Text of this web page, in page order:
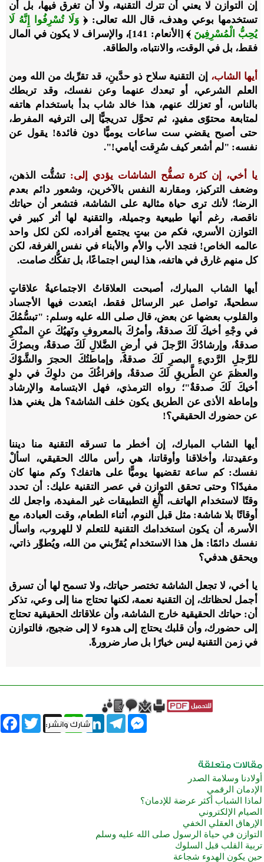
إن التوازن لا يعني أن تترك التقنية، ولا أن تغرق فيها، بل أن
تستخدمها بوعي وهدف، قال الله تعالى: ﴿ وَلَا تُسْرِفُوا إِنَّهُ لَا
يُحِبُّ الْمُسْرِفِينَ
﴾ [الأنعام: 141]، والإسراف لا يكون في المال
فقط، بل في الوقت، والانتباه، والطاقة.
أيها الشاب، إن التقنية سلاح ذو حدَّينِ، قد تقرِّبك من الله ومن
العلم الشرعي، أو تبعدك عنهما وعن نفسك، وقد تربطك
بالناس، أو تعزلك عنهم، هذا خالد شاب بدأ باستخدام هاتفه
لمتابعة محتوًى مفيدٍ، ثم تحوَّل تدريجيًّا إلى الترفيه المفرط،
حتى أصبح يقضي ست ساعات يوميًّا دون فائدة! يقول عن
نفسه: "لم أشعر كيف سُرِقت أيامي!".
يا أخي، إن كثرة تصفُّح الشاشات يؤدي إلى: تشتُّت الذهن،
وضعف التركيز، ومقارنة النفس بالآخرين، وشعور دائم بعدم
الرضا؛ لأنك ترى حياة مثالية على الشاشة، فتشعر أن حياتك
ناقصة، رغم أنها طبيعية وجميلة، والتقنية لها أثر كبير في
التوازن الأسري، فكم من بيتٍ يجتمع أفراده، لكن لكل واحد
عالمه الخاص! فتجد الأب والأم والأبناء في نفس الغرفة، لكن
كل منهم غارق في هاتفه، هذا ليس اجتماعًا، بل تفكُّك صامت.
أيها الشاب المبارك، أصبحت العلاقاتُ الاجتماعيةُ علاقاتٍ
سطحيةً، تواصل عبر الرسائل فقط، ابتعدت فيها الأجساد
والقلوب بعضها عن بعض، قال صلى الله عليه وسلم: "تبسُّمُكَ
في وجْهِ أخيكَ لَكَ صدقةٌ، وأمرُكَ بالمعروفِ ونَهيُكَ عنِ المنْكرِ
صدقةٌ، وإرشادُكَ الرَّجلَ في أرضِ الضَّلالِ لَكَ صدقةٌ، وبصرُكَ
للرَّجلِ الرَّديءِ البصرِ لَكَ صدقةٌ، وإماطتُكَ الحجرَ والشَّوْكَ
والعظمَ عنِ الطَّريقِ لَكَ صدقةٌ، وإفراغُكَ من دلوِكَ في دلوِ
أخيكَ لَكَ صدقةٌ"؛ رواه الترمذي، فهل الابتسامة والإرشاد
وإماطة الأذى عن الطريق يكون خلف الشاشة؟ هل يغني هذا
عن حضورك الحقيقي؟!
أيها الشاب المبارك، إن أخطر ما تسرقه التقنية منا ديننا
وعقيدتنا، وأخلاقنا وأوقاتنا، هي رأس مالك الحقيقي، اسألْ
نفسك: كم ساعة تقضيها يوميًّا على هاتفك؟ وكم منها كان
مفيدًا؟ وحتى تحقق التوازن في عصر التقنية عليك: أن تحدد
وقتًا لاستخدام الهاتف، ألْغِ التطبيقات غير المفيدة، واجعل لك
أوقاتًا بلا شاشة: مثل قبل النوم، أثناء الطعام، وقت العبادة، مع
الأسرة، أن يكون استخدامك التقنية للتعلم لا للهروب، واسأل
نفسك دائمًا: هل هذا الاستخدام يُقرِّبني من الله، ويُطوِّر ذاتي،
ويحقق هدفي؟
يا أخي، لا تجعل الشاشة تختصر حياتك، ولا تسمح لها أن تسرق
أجمل لحظاتك، إن التقنية نعمة، لكنها تحتاج منا إلى وعي، تذكر
أن: حياتك الحقيقية خارج الشاشة، وأن علاقاتك الحقيقية تحتاج
إلى حضورك، وأن قلبك يحتاج إلى هدوء لا إلى ضجيج، فالتوازن
في زمن التقنية ليس خيارًا بل صار ضرورةً.
Twitter X
WhatsAppLinkedInTelegram
Messenger
أولادنا وسلامة الصدر
الإدمان الرقمي
لماذا الشباب أكثر عرضة للإدمان؟
الصيام الإلكتروني
الإرهاق العقلي الخفي
التوازن في حياة الرسول صلى الله عليه وسلم
تربية القلب قبل السلوك
حين يكون الهدوء شجاعة